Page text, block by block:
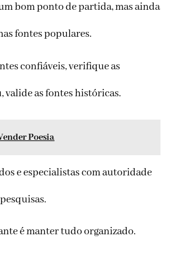
bom ponto de partida, mas ainda
fontes populares.
confiáveis, verifique as
valide as fontes históricas.
Poesia
e especialistas com autoridade
é manter tudo organizado.